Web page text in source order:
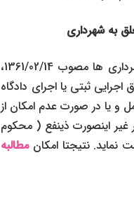
به موجب ماده واحده قانون راجع به منع توقیف اموال منقول و غیرمنقول متعلق به شهرداری‌ ها مصوب 1361/02/14،
ثبتی یا اجرای دادگاه‌
و یا در صورت عدم امکان از
غیر اینصورت ذینفع ( محکوم
نماید. نتیجتا امکانمطالبه